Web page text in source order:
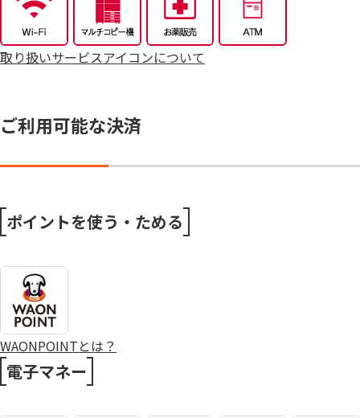
取り扱いサービスアイコンについて
ご利用可能な決済
ポイントを使う・ためる
WAONPOINTとは？
電子マネー